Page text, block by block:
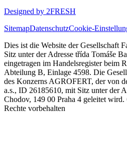
Designed by 2FRESH
SitemapDatenschutzCookie-
Dies ist die Website der Gesellschaft
Sitz unter der Adresse třída Tomáše
eingetragen im Handelsregister beim
Abteilung B, Einlage 4598. Die
des Konzerns AGROFERT, der von
a.s., ID 26185610, mit Sitz unter der
Chodov, 149 00 Praha 4 geleitet
Rechte vorbehalten